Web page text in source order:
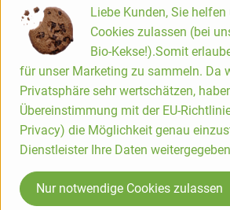
ZWERGENWIESE Naturkost GmbH
Die Zwergenwiese Naturkost GmbH
für liebevoll und sorgfältig hergestellte
Aus eigener Entwicklung und in eigener
entstehen pikante und fruchtige
Tomatensaucen und Fertiggerichte für
Alles unter dem Zeichen der roten
Seit Gründung spielt die Stärkung des
Liebe Kunden, Sie
Cookies zulassen (bei
Bio-Kekse!).Somit
für unser Marketing zu sammeln. Da
Privatsphäre sehr wertschätzen,
Übereinstimmung mit der EU-
Privacy) die Möglichkeit genau
Dienstleister Ihre Daten
Nur notwendige Cookies zulassen